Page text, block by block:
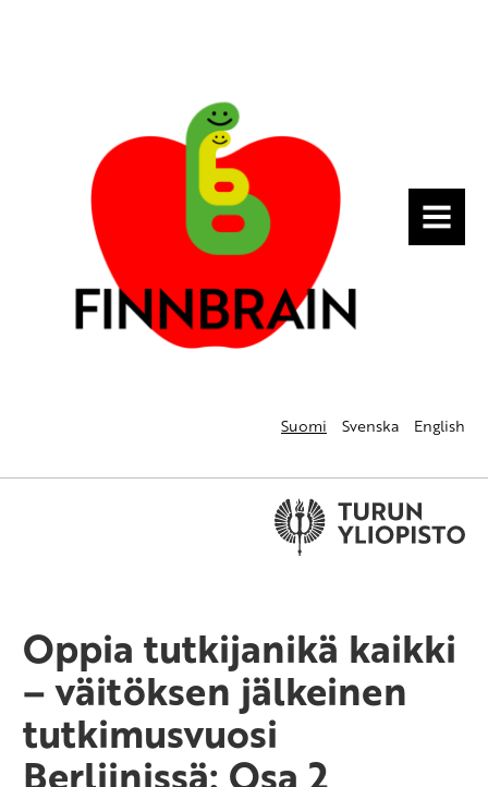
MENU
Suomi Svenska English
Oppia tutkijanikä kaikki
– väitöksen jälkeinen
tutkimusvuosi
Berliinissä: Osa 2